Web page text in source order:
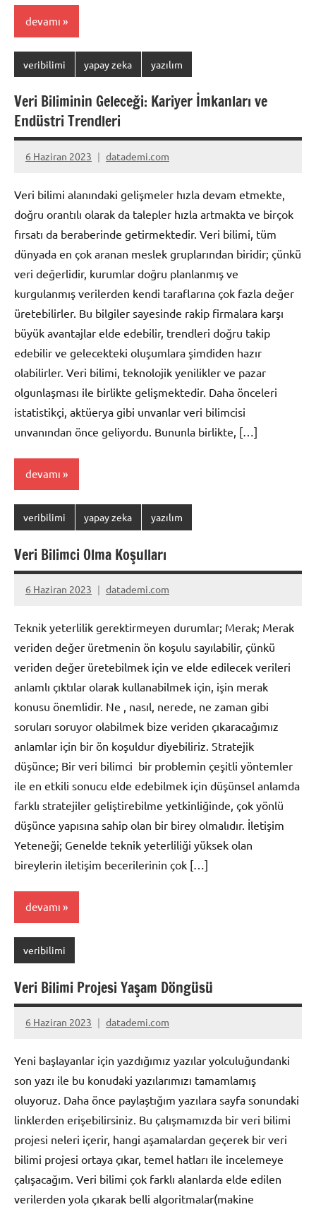
devamı
veribilimi yapay zeka yazılım
Veri Biliminin Geleceği: Kariyer İmkanları ve
Endüstri Trendleri
6 Haziran 2023 datademi.com
Yorum
Veri bilimi alanındaki gelişmeler hızla devam etmekte,
doğru orantılı olarak da talepler hızla artmakta ve birçok
fırsatı da beraberinde getirmektedir. Veri bilimi, tüm
dünyada en çok aranan meslek gruplarından biridir; çünkü
veri değerlidir, kurumlar doğru planlanmış ve
kurgulanmış verilerden kendi taraflarına çok fazla değer
üretebilirler. Bu bilgiler sayesinde rakip firmalara karşı
büyük avantajlar elde edebilir, trendleri doğru takip
edebilir ve gelecekteki oluşumlara şimdiden hazır
olabilirler. Veri bilimi, teknolojik yenilikler ve pazar
olgunlaşması ile birlikte gelişmektedir. Daha önceleri
istatistikçi, aktüerya gibi unvanlar veri bilimcisi
unvanından önce geliyordu. Bununla birlikte, […]
devamı
veribilimi yapay zeka yazılım
Veri Bilimci Olma Koşulları
6 Haziran 2023 datademi.com
Yorum
Teknik yeterlilik gerektirmeyen durumlar; Merak; Merak
veriden değer üretmenin ön koşulu sayılabilir, çünkü
veriden değer üretebilmek için ve elde edilecek verileri
anlamlı çıktılar olarak kullanabilmek için, işin merak
konusu önemlidir. Ne , nasıl, nerede, ne zaman gibi
soruları soruyor olabilmek bize veriden çıkaracağımız
anlamlar için bir ön koşuldur diyebiliriz. Stratejik
düşünce; Bir veri bilimci bir problemin çeşitli yöntemler
ile en etkili sonucu elde edebilmek için düşünsel anlamda
farklı stratejiler geliştirebilme yetkinliğinde, çok yönlü
düşünce yapısına sahip olan bir birey olmalıdır. İletişim
Yeteneği; Genelde teknik yeterliliği yüksek olan
bireylerin iletişim becerilerinin çok […]
devamı
veribilimi
Veri Bilimi Projesi Yaşam Döngüsü
6 Haziran 2023 datademi.com
Yorum
Yeni başlayanlar için yazdığımız yazılar yolculuğundanki
son yazı ile bu konudaki yazılarımızı tamamlamış
oluyoruz. Daha önce paylaştığım yazılara sayfa sonundaki
linklerden erişebilirsiniz. Bu çalışmamızda bir veri bilimi
projesi neleri içerir, hangi aşamalardan geçerek bir veri
bilimi projesi ortaya çıkar, temel hatları ile incelemeye
çalışacağım. Veri bilimi çok farklı alanlarda elde edilen
verilerden yola çıkarak belli algoritmalar(makine